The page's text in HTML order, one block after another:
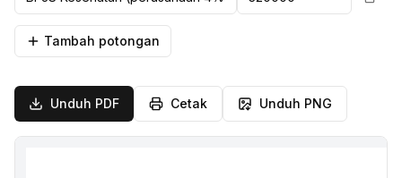
Tambah potongan
Unduh PDF Cetak Unduh PNG